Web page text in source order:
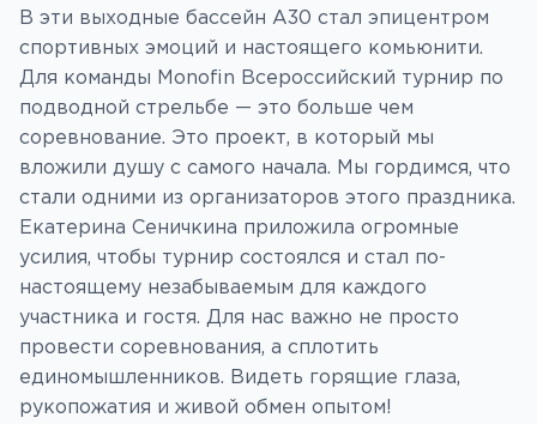
В эти выходные бассейн А30 стал эпицентром
спортивных эмоций и настоящего комьюнити.
Для команды Monofin Всероссийский турнир по
подводной стрельбе — это больше чем
соревнование. Это проект, в который мы
вложили душу с самого начала. Мы гордимся, что
стали одними из организаторов этого праздника.
Екатерина Сеничкина приложила огромные
усилия, чтобы турнир состоялся и стал по-
настоящему незабываемым для каждого
участника и гостя. Для нас важно не просто
провести соревнования, а сплотить
единомышленников. Видеть горящие глаза,
рукопожатия и живой обмен опытом!